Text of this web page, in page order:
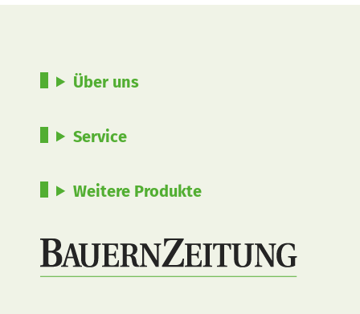
Über uns
Service
Weitere Produkte